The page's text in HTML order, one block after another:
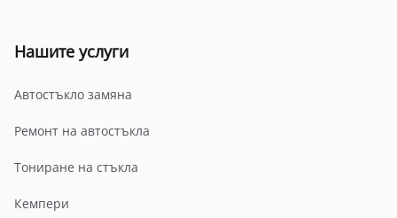
Нашите услуги
Автостъкло замяна
Ремонт на автостъкла
Тониране на стъкла
Кемпери